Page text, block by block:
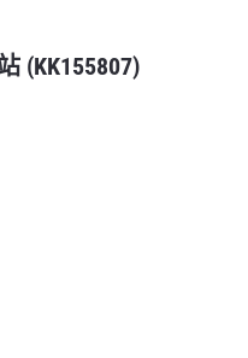
(KK155807)